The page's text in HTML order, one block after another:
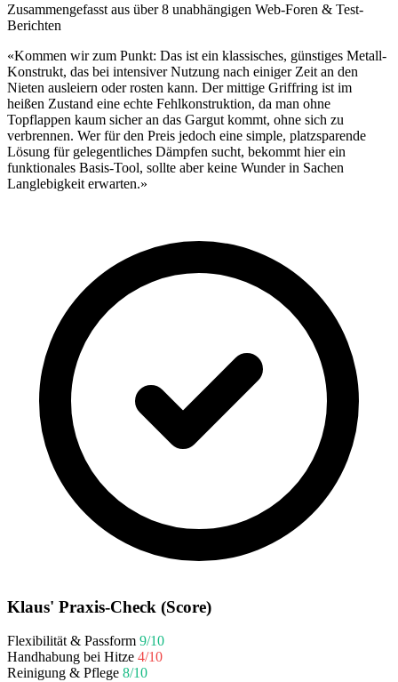
Zusammengefasst aus über 8 unabhängigen Web-Foren & Test-
Berichten
«Kommen wir zum Punkt: Das ist ein klassisches, günstiges Metall-
Konstrukt, das bei intensiver Nutzung nach einiger Zeit an den
Nieten ausleiern oder rosten kann. Der mittige Griffring ist im
heißen Zustand eine echte Fehlkonstruktion, da man ohne
Topflappen kaum sicher an das Gargut kommt, ohne sich zu
verbrennen. Wer für den Preis jedoch eine simple, platzsparende
Lösung für gelegentliches Dämpfen sucht, bekommt hier ein
funktionales Basis-Tool, sollte aber keine Wunder in Sachen
Langlebigkeit erwarten.»
Klaus' Praxis-Check (Score)
Flexibilität & Passform 9/10
Handhabung bei Hitze 4/10
Reinigung & Pflege 8/10